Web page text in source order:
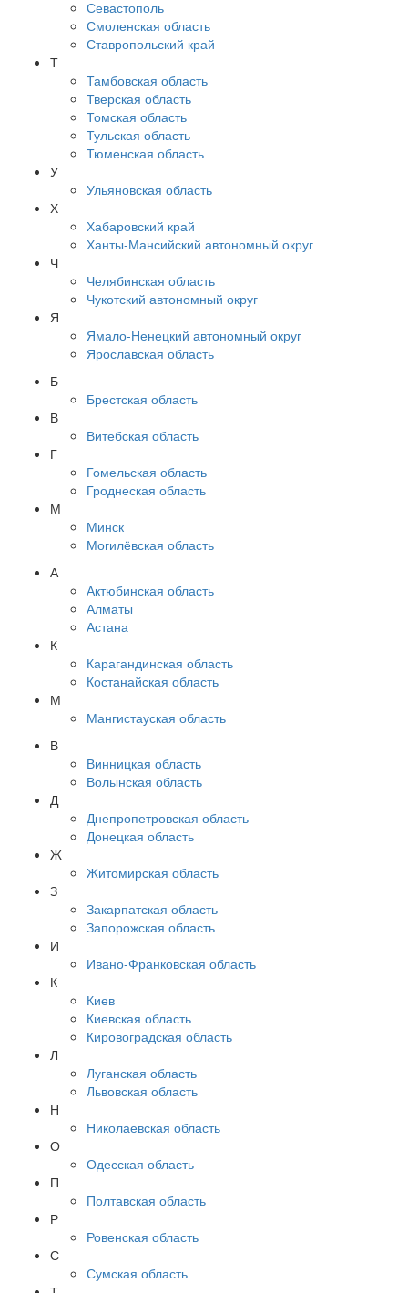
Севастополь
Смоленская область
Ставропольский край
Т
Тамбовская область
Тверская область
Томская область
Тульская область
Тюменская область
У
Ульяновская область
Х
Хабаровский край
Ханты-Мансийский автономный округ
Ч
Челябинская область
Чукотский автономный округ
Я
Ямало-Ненецкий автономный округ
Ярославская область
Б
Брестская область
В
Витебская область
Г
Гомельская область
Гроднеская область
М
Минск
Могилёвская область
А
Актюбинская область
Алматы
Астана
К
Карагандинская область
Костанайская область
М
Мангистауская область
В
Винницкая область
Волынская область
Д
Днепропетровская область
Донецкая область
Ж
Житомирская область
З
Закарпатская область
Запорожская область
И
Ивано-Франковская область
К
Киев
Киевская область
Кировоградская область
Л
Луганская область
Львовская область
Н
Николаевская область
О
Одесская область
П
Полтавская область
Р
Ровенская область
С
Сумская область